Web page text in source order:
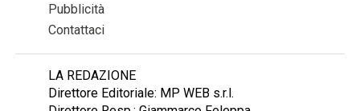
Pubblicità
Contattaci
LA REDAZIONE
Direttore Editoriale: MP WEB s.r.l.